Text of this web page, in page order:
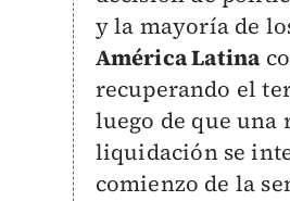
y la mayoría de
América Latina
recuperando el
luego de que una
liquidación se
comienzo de la